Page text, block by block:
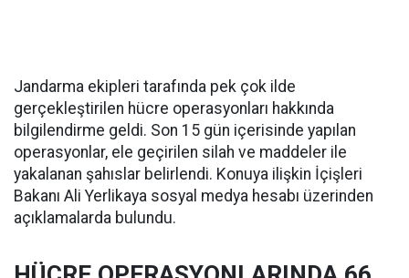
Jandarma ekipleri tarafında pek çok ilde
gerçekleştirilen hücre operasyonları hakkında
bilgilendirme geldi. Son 15 gün içerisinde yapılan
operasyonlar, ele geçirilen silah ve maddeler ile
yakalanan şahıslar belirlendi. Konuya ilişkin İçişleri
Bakanı Ali Yerlikaya sosyal medya hesabı üzerinden
açıklamalarda bulundu.